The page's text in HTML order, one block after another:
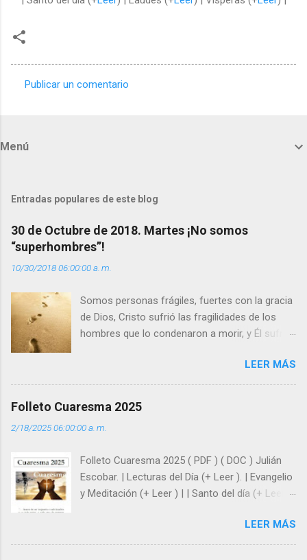
t
r
i
o
s
Publicar un comentario
Menú
Entradas populares de este blog
30 de Octubre de 2018. Martes ¡No somos
“superhombres”!
10/30/2018 06:00:00 a. m.
Somos personas frágiles, fuertes con la gracia
de Dios, Cristo sufrió las fragilidades de los
hombres que lo condenaron a morir, y Él sufrió
enseña Jesucristo? Que, si seguimos sus
huellas, sin ser superhombres, podemos
siempre está pendiente de nosotros. Amar es
y protegidos por nosotros. “ Señor, soy un
árbol sin frutos, pero tú me das la savia para
que al menos mis ramas y hojas den sombra
super hombre? - ¿Superas tu fragilidad con la
gracia de Dios? Julián Escobar. | Lecturas del
LEER MÁS
Folleto Cuaresma 2025
2/18/2025 06:00:00 a. m.
Folleto Cuaresma 2025 ( PDF ) ( DOC ) Julián
Escobar. | Lecturas del Día (+ Leer ). | Evangelio
y Meditación (+ Leer ) | | Santo del día (+ Leer )
LEER MÁS